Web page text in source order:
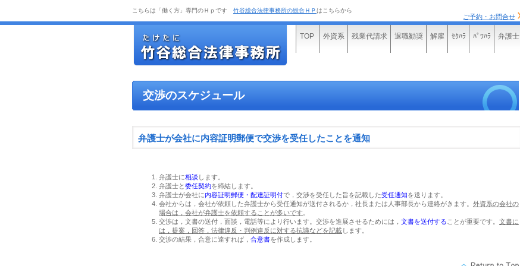
こちらは「働く方」専門のＨｐです 竹谷総合法律事務所の総合ＨＰはこちらから
ご予約・お問合せ
交渉のスケジュール
弁護士が会社に内容証明郵便で交渉を受任したことを通知
弁護士に相談します。
弁護士と委任契約を締結します。
弁護士が会社に内容証明郵便・配達証明付で，交渉を受任した旨を記載した受任通知を送ります。
会社からは，会社が依頼した弁護士から受任通知が送付されるか，社長または人事部長から連絡がきます。 外資系の会社の
場合は， 会社が弁護士を依頼することが多いです
交渉は，文書の送付，面談，電話等により行います。交渉を進展させるためには， 文書を送付する ことが重要です。 文書に
は，提案，回答，法律違反・判例違反に対する抗議などを記載します。
交渉の結果，合意に達すれば， 合意書を作成します。
TOP 外資系 残業代請求 退職勧奨 解雇 ｾｸﾊﾗ ﾊﾟﾜﾊﾗ 弁護士